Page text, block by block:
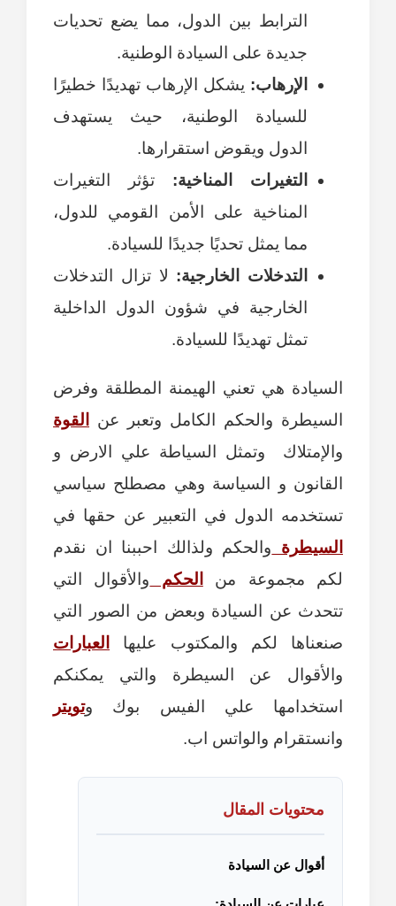
الترابط بين الدول، مما يضع تحديات
جديدة على السيادة الوطنية.
الإرهاب: يشكل الإرهاب تهديدًا خطيرًا
للسيادة الوطنية، حيث يستهدف
الدول ويقوض استقرارها.
التغيرات المناخية: تؤثر التغيرات
المناخية على الأمن القومي للدول،
مما يمثل تحديًا جديدًا للسيادة.
التدخلات الخارجية: لا تزال التدخلات
الخارجية في شؤون الدول الداخلية
تمثل تهديدًا للسيادة.
السيادة هي تعني الهيمنة المطلقة وفرض
السيطرة والحكم الكامل وتعبر عن
القوة
والإمتلاك وتمثل السياطة علي الارض و
القانون و السياسة وهي مصطلح سياسي
تستخدمه الدول في التعبير عن حقها في
السيطرة والحكم ولذالك احببنا ان نقدم
لكم مجموعة من
الحكم والأقوال التي
تتحدث عن السيادة وبعض من الصور التي
صنعناها لكم والمكتوب عليها
العبارات
والأقوال عن السيطرة والتي يمكنكم
استخدامها علي الفيس بوك وتويتر
وانستقرام والواتس اب.
محتويات المقال
أقوال عن السيادة